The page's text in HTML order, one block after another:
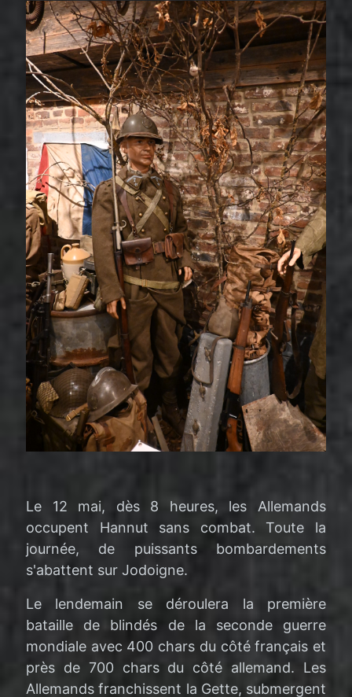
Le 12 mai, dès 8 heures, les Allemands
occupent Hannut sans combat. Toute la
journée, de puissants bombardements
s'abattent sur Jodoigne.
Le lendemain se déroulera la première
bataille de blindés de la seconde guerre
mondiale avec 400 chars du côté français et
près de 700 chars du côté allemand. Les
Allemands franchissent la Gette, submergent